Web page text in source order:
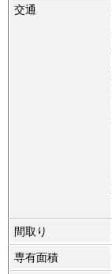
交通
間取り
専有面積